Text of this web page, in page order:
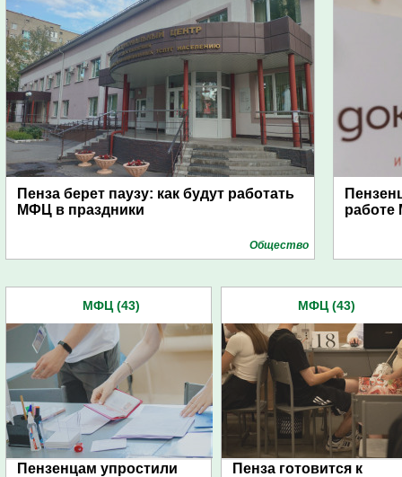
Пенза берет паузу: как будут работать
МФЦ в праздники
Общество
МФЦ (43)
Пензенцам упростили
МФЦ (43)
Пенза готовится к